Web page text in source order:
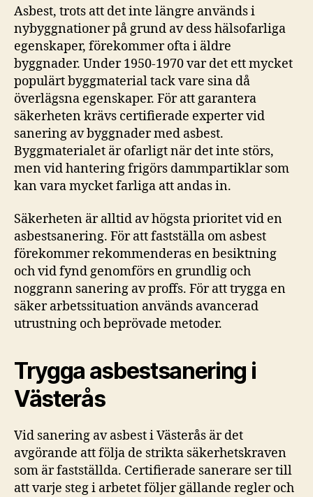
Asbest, trots att det inte längre används i
nybyggnationer på grund av dess hälsofarliga
egenskaper, förekommer ofta i äldre
byggnader. Under 1950-1970 var det ett mycket
populärt byggmaterial tack vare sina då
överlägsna egenskaper. För att garantera
säkerheten krävs certifierade experter vid
sanering av byggnader med asbest.
Byggmaterialet är ofarligt när det inte störs,
men vid hantering frigörs dammpartiklar som
kan vara mycket farliga att andas in.
Säkerheten är alltid av högsta prioritet vid en
asbestsanering. För att fastställa om asbest
förekommer rekommenderas en besiktning
och vid fynd genomförs en grundlig och
noggrann sanering av proffs. För att trygga en
säker arbetssituation används avancerad
utrustning och beprövade metoder.
Trygga asbestsanering i
Västerås
Vid sanering av asbest i Västerås är det
avgörande att följa de strikta säkerhetskraven
som är fastställda. Certifierade sanerare ser till
att varje steg i arbetet följer gällande regler och